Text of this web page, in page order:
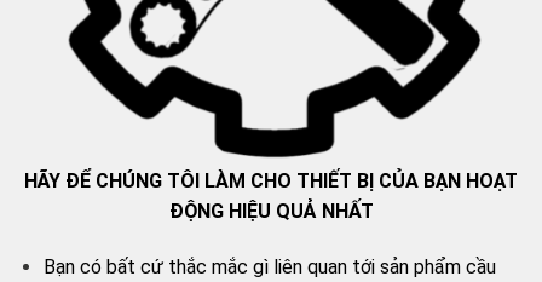
HÃY ĐỂ CHÚNG TÔI LÀM CHO THIẾT BỊ CỦA BẠN HOẠT
ĐỘNG HIỆU QUẢ NHẤT
Bạn có bất cứ thắc mắc gì liên quan tới sản phẩm cầu